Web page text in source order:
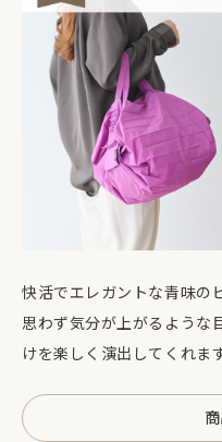
快活でエレガントな青味の
思わず気分が上がるような
けを楽しく演出してくれます